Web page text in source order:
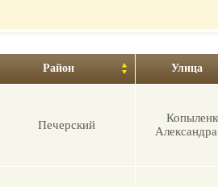
Район Улица
Печерский